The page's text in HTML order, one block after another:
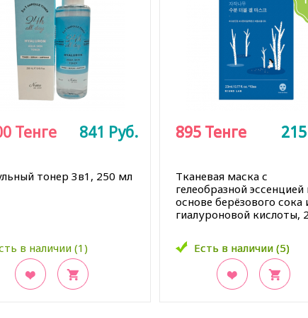
тонер 3в1, 250 мл
в наличии (1)
Тенге 841 Руб.
Tканевая маска с
гелеобразной эссенцией
основе берёзового сока
гиалуроновой кислоты,
Есть в наличии (5)
895 Тенге 215
Есть в наличии (5)
895 Тенге 215